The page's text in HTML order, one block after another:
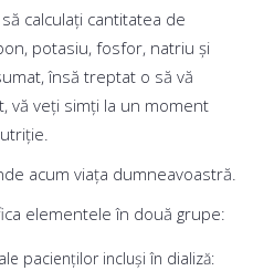
calculați cantitatea de
potasiu, fosfor, natriu și
însă treptat o să vă
vă veți simți la un moment
acum viața dumneavoastră.
elementele în două grupe:
pacienților incluși în dializă: